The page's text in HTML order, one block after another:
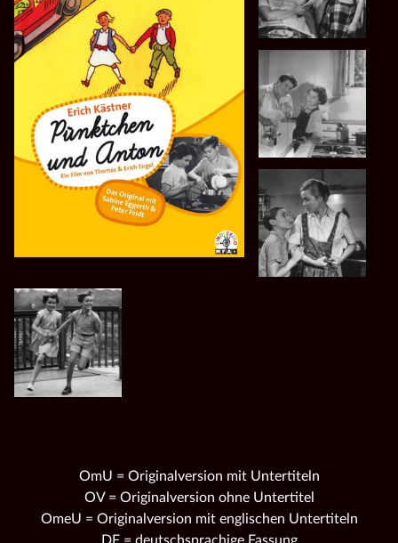
OmU = Originalversion mit Untertiteln
OV = Originalversion ohne Untertitel
OmeU = Originalversion mit englischen Untertiteln
DF = deutschsprachige Fassung